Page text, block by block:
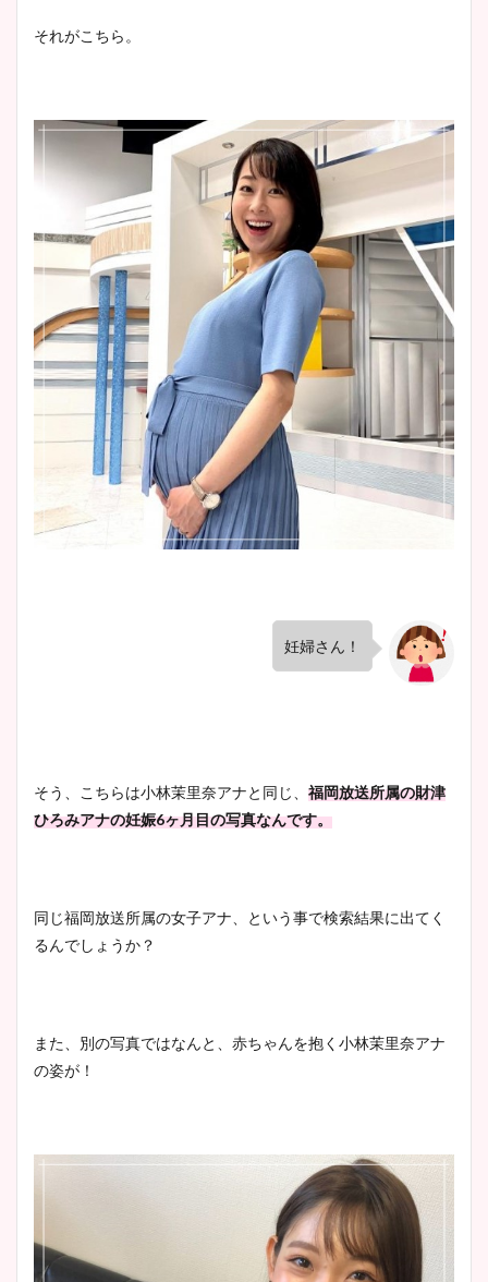
それがこちら。
妊婦さん！
そう、こちらは小林茉里奈アナと同じ、 福岡放送所属の財津
ひろみアナの妊娠6ヶ月目の写真なんです。
同じ福岡放送所属の女子アナ、という事で検索結果に出てく
るんでしょうか？
また、別の写真ではなんと、赤ちゃんを抱く小林茉里奈アナ
の姿が！